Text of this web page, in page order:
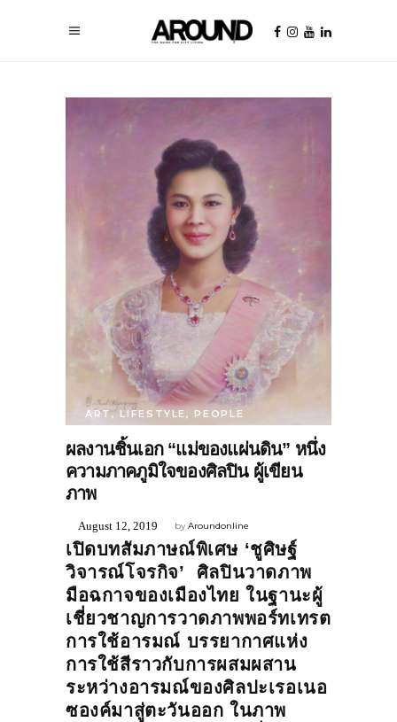
ART, LIFESTYLE,PEOPLE
ผลงานชิ้นเอก “แม่ของแผ่นดิน” หนึ่ง
ความภาคภูมิใจของศิลปิน ผู้เขียน
ภาพ
byAroundonline
August 12, 2019
เปิดบทสัมภาษณ์พิเศษ ‘ชูศิษฐ์
วิจารณ์โจรกิจ’ ศิลปินวาดภาพ
มือฉกาจของเมืองไทย ในฐานะผู้
เชี่ยวชาญการวาดภาพพอร์ทเทรต
การใช้อารมณ์ บรรยากาศแห่ง
การใช้สีราวกับการผสมผสาน
ระหว่างอารมณ์ของศิลปะเรอเนอ
ซองค์มาสู่ตะวันออก ในภาพ